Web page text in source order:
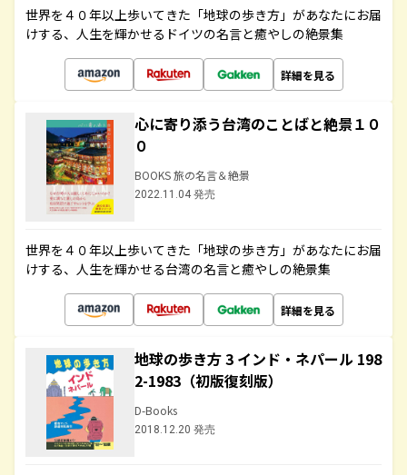
世界を４０年以上歩いてきた「地球の歩き方」があなたにお届
けする、人生を輝かせるドイツの名言と癒やしの絶景集
詳細を見る
心に寄り添う台湾のことばと絶景１０
０
BOOKS 旅の名言＆絶景
2022.11.04 発売
世界を４０年以上歩いてきた「地球の歩き方」があなたにお届
けする、人生を輝かせる台湾の名言と癒やしの絶景集
詳細を見る
地球の歩き方 3 インド・ネパール 198
2-1983（初版復刻版）
D-Books
2018.12.20 発売